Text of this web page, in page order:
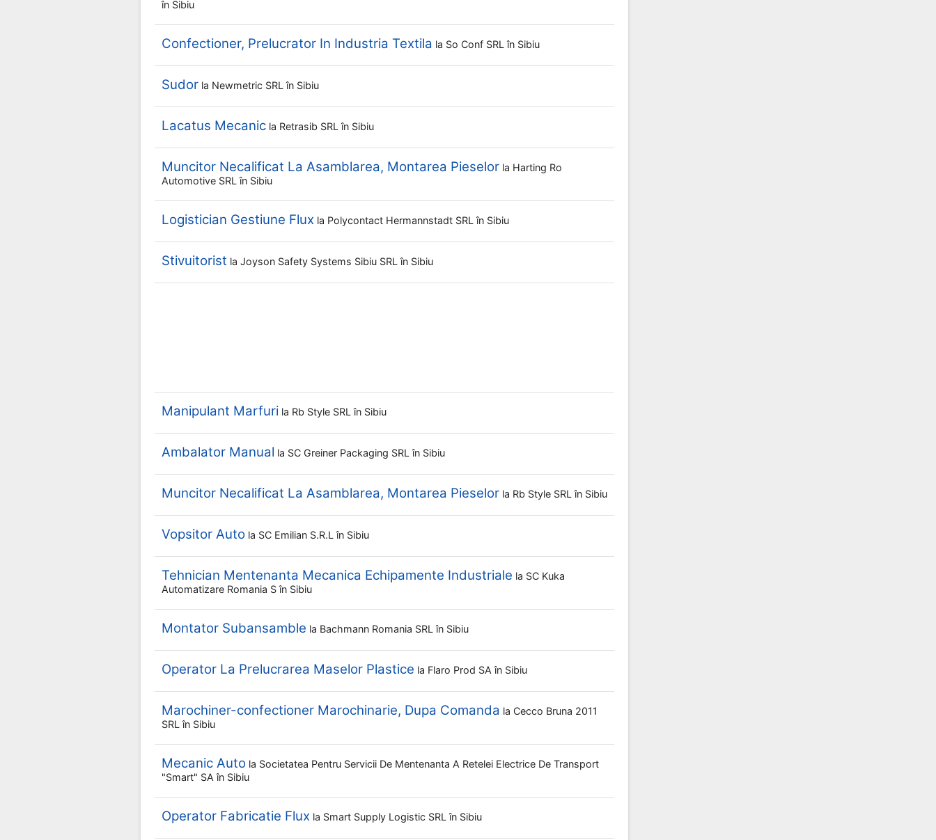
în Sibiu
Confectioner, Prelucrator In Industria Textila la So Conf SRL în Sibiu
Sudor la Newmetric SRL în Sibiu
Lacatus Mecanic la Retrasib SRL în Sibiu
Muncitor Necalificat La Asamblarea, Montarea Pieselor la Harting Ro
Automotive SRL în Sibiu
Logistician Gestiune Flux la Polycontact Hermannstadt SRL în Sibiu
Stivuitorist la Joyson Safety Systems Sibiu SRL în Sibiu
Manipulant Marfuri la Rb Style SRL în Sibiu
Ambalator Manual la SC Greiner Packaging SRL în Sibiu
Muncitor Necalificat La Asamblarea, Montarea Pieselor la Rb Style SRL în Sibiu
Vopsitor Auto la SC Emilian S.r.l în Sibiu
Tehnician Mentenanta Mecanica Echipamente Industriale la SC Kuka
Automatizare Romania S în Sibiu
Montator Subansamble la Bachmann Romania SRL în Sibiu
Operator La Prelucrarea Maselor Plastice la Flaro Prod SA în Sibiu
Marochiner-confectioner Marochinarie, Dupa Comanda la Cecco Bruna 2011
SRL în Sibiu
Mecanic Auto la Societatea Pentru Servicii De Mentenanta A Retelei Electrice De Transport
"smart" SA în Sibiu
Operator Fabricatie Flux la Smart Supply Logistic SRL în Sibiu